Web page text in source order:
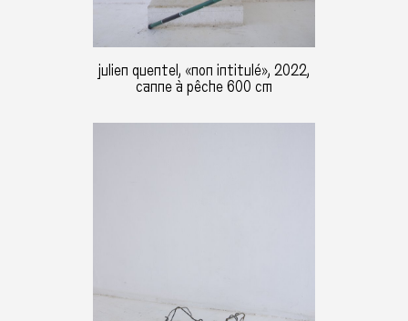
julien quentel, «non intitulé», 2022,
canne à pêche 600 cm